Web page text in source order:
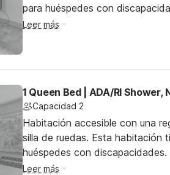
para huéspedes con
Leer más
1 Queen Bed | ADA/RI Shower,
Capacidad 2
Habitación accesible con una
silla de ruedas. Esta habitación
huéspedes con discapacidades.
Leer más